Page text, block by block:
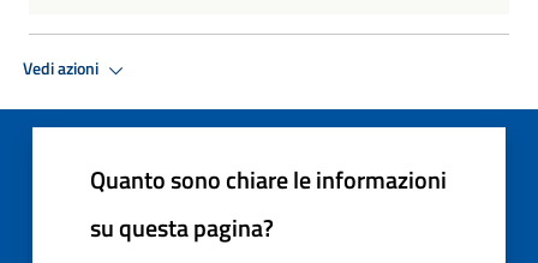
Vedi azioni
Quanto sono chiare le informazioni
su questa pagina?